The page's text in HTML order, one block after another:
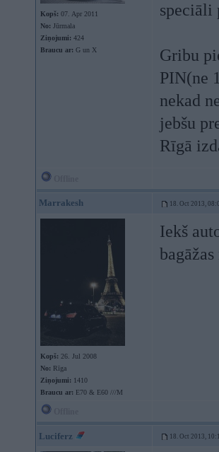
Kopš: 07. Apr 2011
No: Jūrmala
Ziņojumi: 424
Braucu ar: G un X
speciāli
Gribu
PIN(ne
nekad
jebšu
Rīgā
Marrakesh 18. Oct 2013,
Kopš: 26. Jul 2008
No: Rīga
Ziņojumi: 1410
Braucu ar: E70 & E60 ///M
Iekš
Luciferz 18. Oct 2013,